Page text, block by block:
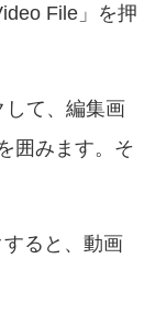
File」を押
して、編集画
囲みます。そ
すると、動画